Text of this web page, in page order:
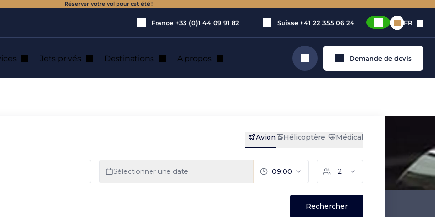
Réserver votre vol pour cet été !
France +33 (0)1 44 09 91 82 Suisse +41 22 355 06 24 FR
Jets privés Destinations A propos Rechercher Demande de devis